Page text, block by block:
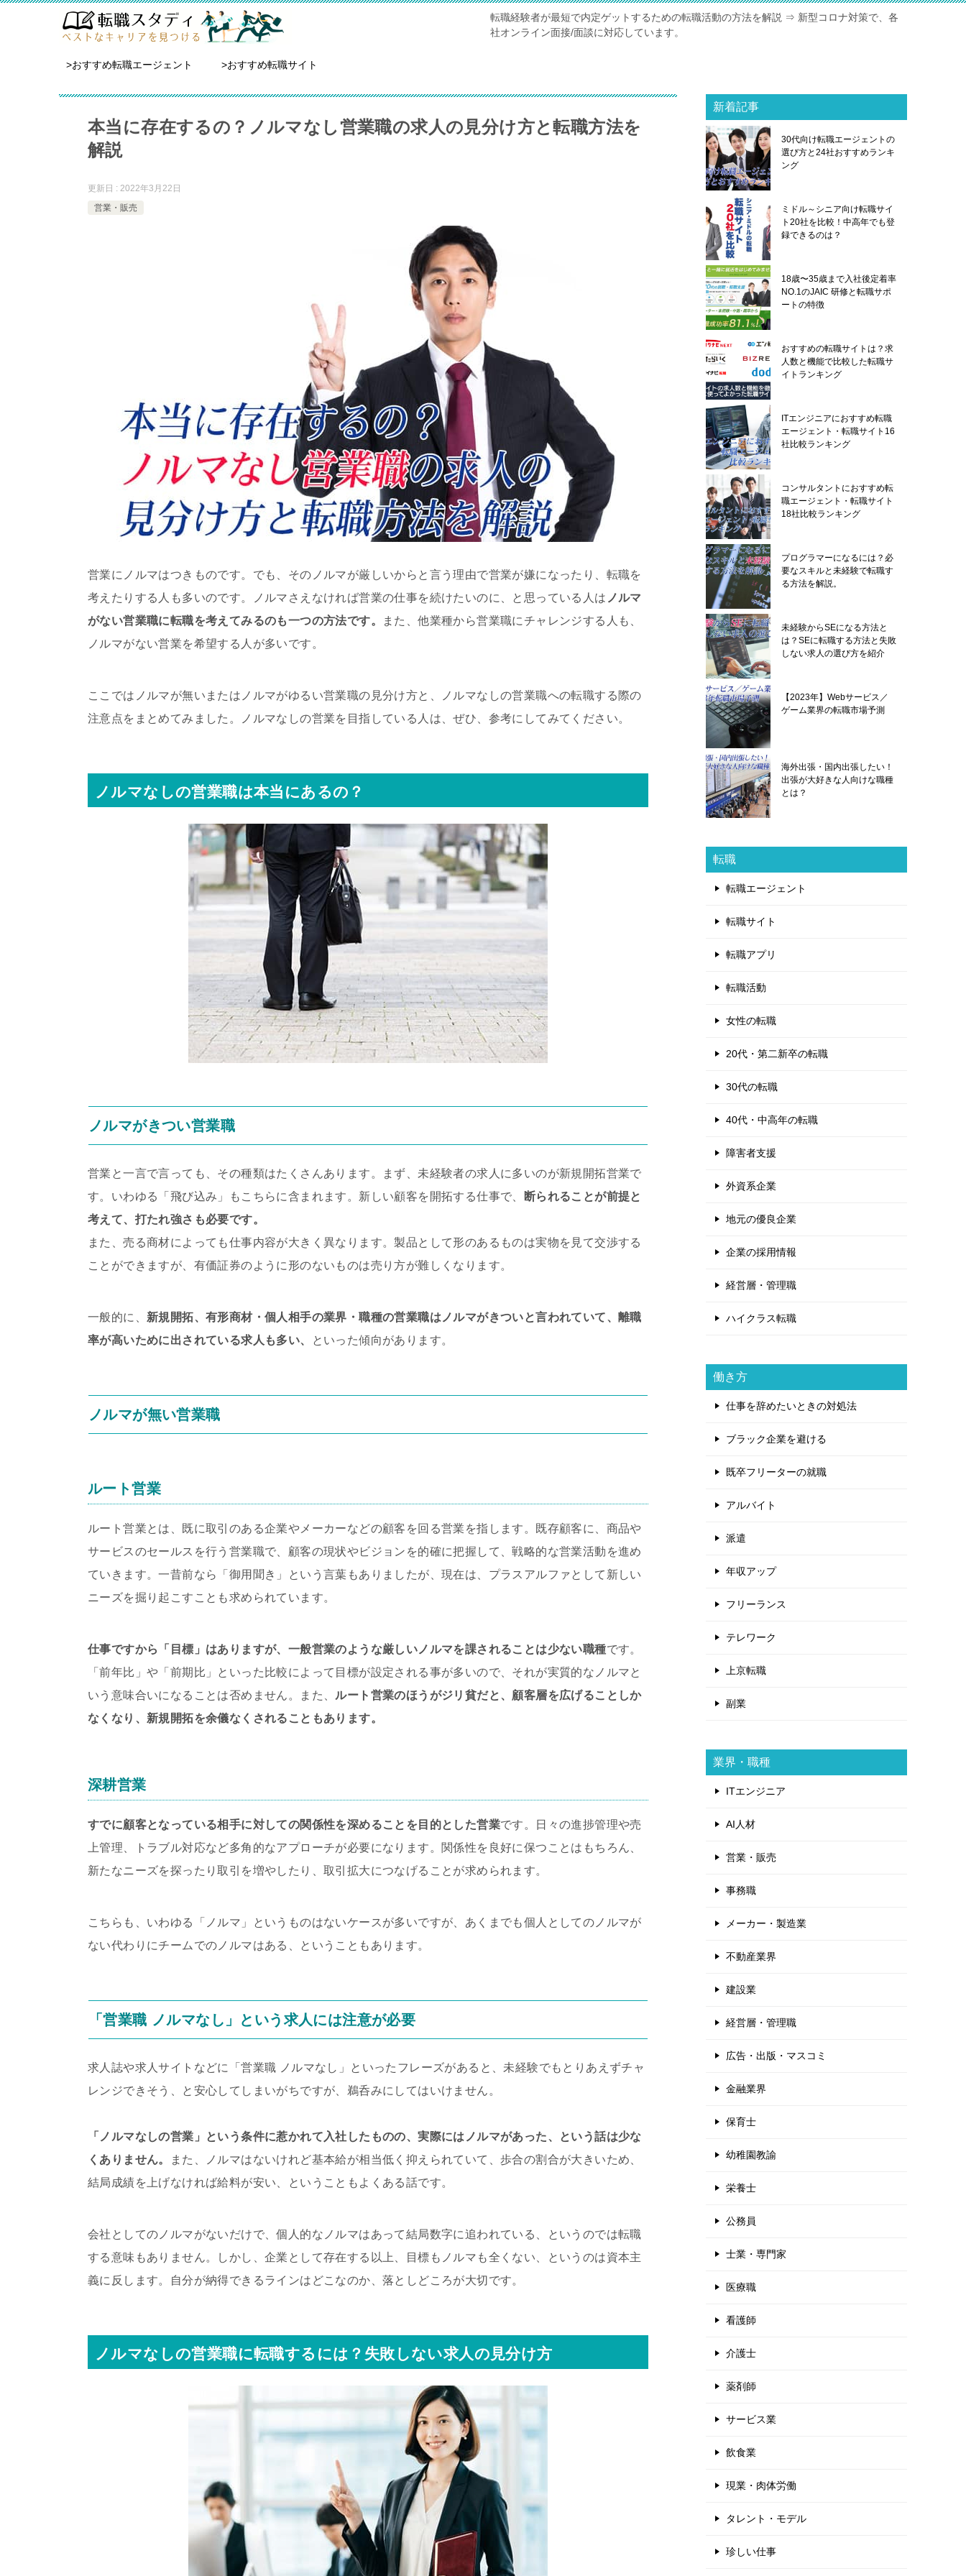
転職経験者が最短で内定ゲットするための転職活動の方法を解説 ⇒ 新型コロナ対策で、各
社オンライン面接/面談に対応しています。
>おすすめ転職エージェント >おすすめ転職サイト
本当に存在するの？ノルマなし営業職の求人の見分け方と転職方法を
解説
更新日 : 2022年3月22日
営業・販売
営業にノルマはつきものです。でも、そのノルマが厳しいからと言う理由で営業が嫌になったり、転職を
考えたりする人も多いのです。ノルマさえなければ営業の仕事を続けたいのに、と思っている人は ノルマ
がない営業職に転職を考えてみるのも一つの方法です。
また、他業種から営業職にチャレンジする人も、
ノルマがない営業を希望する人が多いです。
ここではノルマが無いまたはノルマがゆるい営業職の見分け方と、ノルマなしの営業職への転職する際の
注意点をまとめてみました。ノルマなしの営業を目指している人は、ぜひ、参考にしてみてください。
ノルマなしの営業職は本当にあるの？
ノルマがきつい営業職
営業と一言で言っても、その種類はたくさんあります。まず、未経験者の求人に多いのが新規開拓営業で
す。いわゆる「飛び込み」もこちらに含まれます。新しい顧客を開拓する仕事で、
断られることが前提と
考えて、打たれ強さも必要です。
また、売る商材によっても仕事内容が大きく異なります。製品として形のあるものは実物を見て交渉する
ことができますが、有価証券のように形のないものは売り方が難しくなります。
一般的に、 新規開拓、有形商材・個人相手の業界・職種の営業職はノルマがきついと言われていて、離職
率が高いために出されている求人も多い、
といった傾向があります。
ノルマが無い営業職
ルート営業
ルート営業とは、既に取引のある企業やメーカーなどの顧客を回る営業を指します。既存顧客に、商品や
サービスのセールスを行う営業職で、顧客の現状やビジョンを的確に把握して、戦略的な営業活動を進め
ていきます。一昔前なら「御用聞き」という言葉もありましたが、現在は、プラスアルファとして新しい
ニーズを掘り起こすことも求められています。
仕事ですから「目標」はありますが、一般営業のような厳しいノルマを課されることは少ない職種です。
「前年比」や「前期比」といった比較によって目標が設定される事が多いので、それが実質的なノルマと
いう意味合いになることは否めません。また、 ルート営業のほうがジリ貧だと、顧客層を広げることしか
なくなり、新規開拓を余儀なくされることもあります。
深耕営業
すでに顧客となっている相手に対しての関係性を深めることを目的とした営業です。日々の進捗管理や売
上管理、トラブル対応など多角的なアプローチが必要になります。関係性を良好に保つことはもちろん、
新たなニーズを探ったり取引を増やしたり、取引拡大につなげることが求められます。
こちらも、いわゆる「ノルマ」というものはないケースが多いですが、あくまでも個人としてのノルマが
ない代わりにチームでのノルマはある、ということもあります。
「営業職 ノルマなし」という求人には注意が必要
求人誌や求人サイトなどに「営業職 ノルマなし」といったフレーズがあると、未経験でもとりあえずチャ
レンジできそう、と安心してしまいがちですが、鵜呑みにしてはいけません。
「ノルマなしの営業」という条件に惹かれて入社したものの、実際にはノルマがあった、という話は少な
くありません。
また、ノルマはないけれど基本給が相当低く抑えられていて、歩合の割合が大きいため、
結局成績を上げなければ給料が安い、ということもよくある話です。
会社としてのノルマがないだけで、個人的なノルマはあって結局数字に追われている、というのでは転職
する意味もありません。しかし、企業として存在する以上、目標もノルマも全くない、というのは資本主
義に反します。自分が納得できるラインはどこなのか、落としどころが大切です。
ノルマなしの営業職に転職するには？失敗しない求人の見分け方
新着記事
30代向け転職エージェントの
選び方と24社おすすめランキ
ング
ミドル～シニア向け転職サイ
ト20社を比較！中高年でも登
録できるのは？
18歳〜35歳まで入社後定着率
NO.1のJAIC 研修と転職サポ
ートの特徴
おすすめの転職サイトは？求
人数と機能で比較した転職サ
イトランキング
ITエンジニアにおすすめ転職
エージェント・転職サイト16
社比較ランキング
コンサルタントにおすすめ転
職エージェント・転職サイト
18社比較ランキング
プログラマーになるには？必
要なスキルと未経験で転職す
る方法を解説。
未経験からSEになる方法と
は？SEに転職する方法と失敗
しない求人の選び方を紹介
【2023年】Webサービス／
ゲーム業界の転職市場予測
海外出張・国内出張したい！
出張が大好きな人向けな職種
とは？
転職
転職エージェント
転職サイト
転職アプリ
転職活動
女性の転職
20代・第二新卒の転職
30代の転職
40代・中高年の転職
障害者支援
外資系企業
地元の優良企業
企業の採用情報
経営層・管理職
ハイクラス転職
働き方
仕事を辞めたいときの対処法
ブラック企業を避ける
既卒フリーターの就職
アルバイト
派遣
年収アップ
フリーランス
テレワーク
上京転職
副業
業界・職種
ITエンジニア
AI人材
営業・販売
事務職
メーカー・製造業
不動産業界
建設業
経営層・管理職
広告・出版・マスコミ
金融業界
保育士
幼稚園教諭
栄養士
公務員
士業・専門家
医療職
看護師
介護士
薬剤師
サービス業
飲食業
現業・肉体労働
タレント・モデル
珍しい仕事